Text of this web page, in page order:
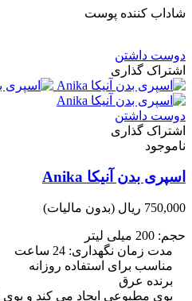
شاداب کننده پوست
دوست داشتن
اشتراک گذاری
دوست داشتن
اشتراک گذاری
ناموجود
اسپری بدن آنیکا Anika
750,000 ریال (بدون مالیات)
حجم: 200 میلی لیتر
مدت زمان نگهداری: 24 ساعت
مناسب برای استفاده روزانه
برنده عرق
بوی مطبوعی ایجاد می کند و بوی